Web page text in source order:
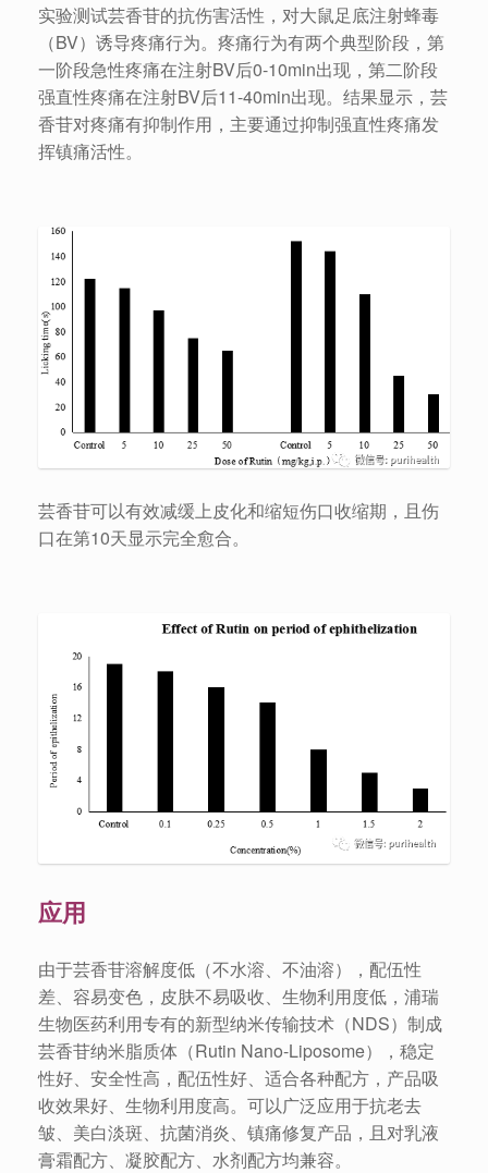
实验测试芸香苷的抗伤害活性，对大鼠足底注射蜂毒
（BV）诱导疼痛行为。疼痛行为有两个典型阶段，第
一阶段急性疼痛在注射BV后0-10min出现，第二阶段
强直性疼痛在注射BV后11-40min出现。结果显示，芸
香苷对疼痛有抑制作用，主要通过抑制强直性疼痛发
挥镇痛活性。
芸香苷可以有效减缓上皮化和缩短伤口收缩期，且伤
口在第10天显示完全愈合。
应用
由于芸香苷溶解度低（不水溶、不油溶），配伍性
差、容易变色，皮肤不易吸收、生物利用度低，浦瑞
生物医药利用专有的新型纳米传输技术（NDS）制成
芸香苷纳米脂质体（Rutin Nano-Liposome），稳定
性好、安全性高，配伍性好、适合各种配方，产品吸
收效果好、生物利用度高。可以广泛应用于抗老去
皱、美白淡斑、抗菌消炎、镇痛修复产品，且对乳液
膏霜配方、凝胶配方、水剂配方均兼容。